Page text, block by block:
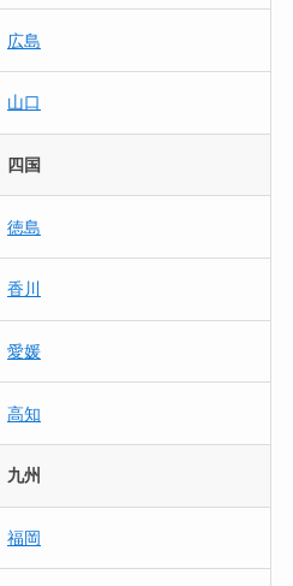
広島
山口
四国
徳島
香川
愛媛
高知
九州
福岡